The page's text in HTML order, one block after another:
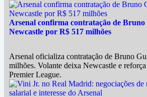
Arsenal confirma contratação de Bruno
Newcastle por R$ 517 milhões
Arsenal oficializa contratação de Bruno
milhões. Volante deixa Newcastle e reforça
Premier League.